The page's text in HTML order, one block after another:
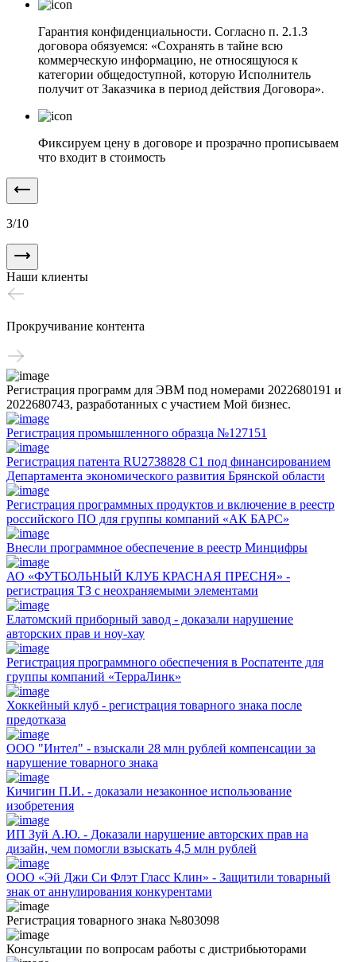
Гарантия конфиденциальности. Согласно п. 2.1.3
договора обязуемся: «Сохранять в тайне всю
коммерческую информацию, не относящуюся к
категории общедоступной, которую Исполнитель
получит от Заказчика в период действия Договора».
Фиксируем цену в договоре и прозрачно прописываем
что входит в стоимость
3/10
Наши клиенты
Прокручивание контента
Регистрация программ для ЭВМ под номерами 2022680191 и
2022680743, разработанных с участием Мой бизнес.
Регистрация промышленного образца №127151
Регистрация патента RU2738828 C1 под финансированием
Департамента экономического развития Брянской области
Регистрация программных продуктов и включение в реестр
российского ПО для группы компаний «АК БАРС»
Внесли программное обеспечение в реестр Минцифры
АО «ФУТБОЛЬНЫЙ КЛУБ КРАСНАЯ ПРЕСНЯ» -
регистрация ТЗ с неохраняемыми элементами
Елатомский приборный завод - доказали нарушение
авторских прав и ноу-хау
Регистрация программного обеспечения в Роспатенте для
группы компаний «ТерраЛинк»
Хоккейный клуб - регистрация товарного знака после
предотказа
ООО "Интел" - взыскали 28 млн рублей компенсации за
нарушение товарного знака
Кичигин П.И. - доказали незаконное использование
изобретения
ИП Зуй А.Ю. - Доказали нарушение авторских прав на
дизайн, чем помогли взыскать 4,5 млн рублей
ООО «Эй Джи Си Флэт Гласс Клин» - Защитили товарный
знак от аннулирования конкурентами
Регистрация товарного знака №803098
Консультации по вопросам работы с дистрибьюторами